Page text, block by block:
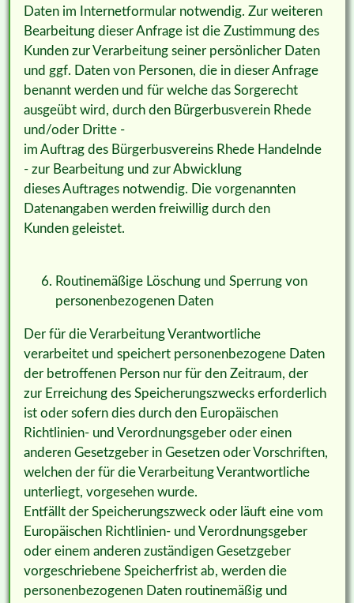
Daten im Internetformular notwendig. Zur weiteren
Bearbeitung dieser Anfrage ist die Zustimmung des
Kunden zur Verarbeitung seiner persönlicher Daten
und ggf. Daten von Personen, die in dieser Anfrage
benannt werden und für welche das Sorgerecht
ausgeübt wird, durch den Bürgerbusverein Rhede
und/oder Dritte -
im Auftrag des Bürgerbusvereins Rhede Handelnde
- zur Bearbeitung und zur Abwicklung
dieses Auftrages notwendig. Die vorgenannten
Datenangaben werden freiwillig durch den
Kunden geleistet.
Routinemäßige Löschung und Sperrung von
personenbezogenen Daten
Der für die Verarbeitung Verantwortliche
verarbeitet und speichert personenbezogene Daten
der betroffenen Person nur für den Zeitraum, der
zur Erreichung des Speicherungszwecks erforderlich
ist oder sofern dies durch den Europäischen
Richtlinien- und Verordnungsgeber oder einen
anderen Gesetzgeber in Gesetzen oder Vorschriften,
welchen der für die Verarbeitung Verantwortliche
unterliegt, vorgesehen wurde.
Entfällt der Speicherungszweck oder läuft eine vom
Europäischen Richtlinien- und Verordnungsgeber
oder einem anderen zuständigen Gesetzgeber
vorgeschriebene Speicherfrist ab, werden die
personenbezogenen Daten routinemäßig und